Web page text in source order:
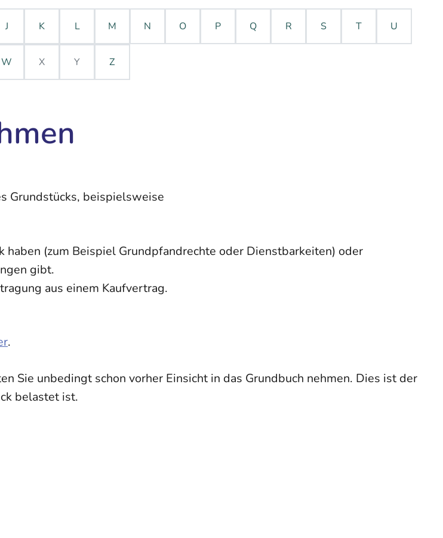
J K L M N O P Q R S T U
W X Y Z
Grundstücks, beispielsweise
haben (zum Beispiel Grundpfandrechte oder Dienstbarkeiten) oder
gibt.
aus einem Kaufvertrag.
.
Sie unbedingt schon vorher Einsicht in das Grundbuch nehmen. Dies ist der
belastet ist.